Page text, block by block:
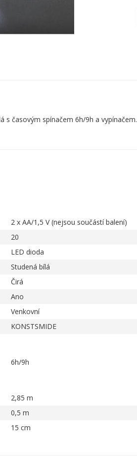
s časovým spínačem 6h/9h a vypínačem.
2 x AA/1,5 V (nejsou součástí balení)
20
LED dioda
Studená bílá
Čirá
Ano
Venkovní
KONSTSMIDE
6h/9h
2,85 m
0,5 m
15 cm